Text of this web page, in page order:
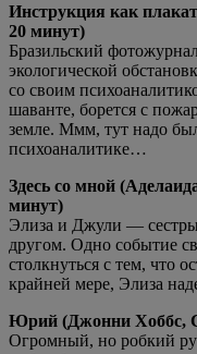
Инструкция как
20 минут)
Бразильский
экологической
со своим
шаванте, борется с
земле. Ммм, тут надо
психоаналитике…
Здесь со мной
минут)
Элиза и Джули —
другом. Одно событие
столкнуться с тем, что
крайней мере, Элиза
Юрий (Джонни Хоббс,
Огромный, но робкий